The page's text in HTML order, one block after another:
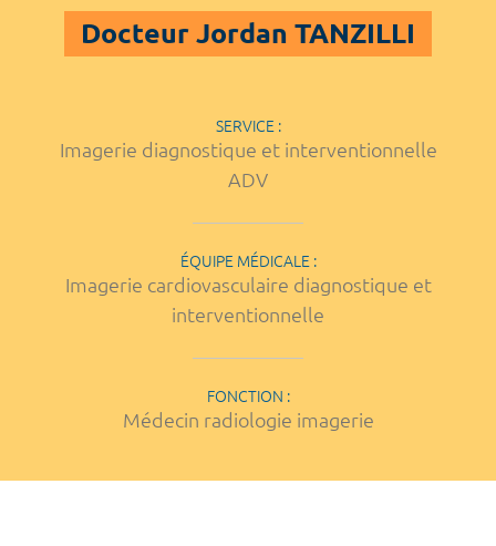
Docteur Jordan TANZILLI
SERVICE :
Imagerie diagnostique et interventionnelle
ADV
ÉQUIPE MÉDICALE :
Imagerie cardiovasculaire diagnostique et
interventionnelle
FONCTION :
Médecin radiologie imagerie